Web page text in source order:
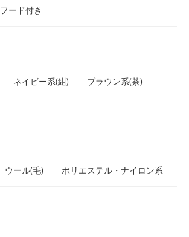
フード付き
ネイビー系(紺) ブラウン系(茶)
ウール(毛) ポリエステル・ナイロン系